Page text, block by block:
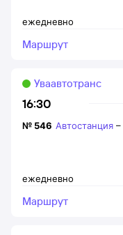
ежедневно
Маршрут
16:30
Уваавтотранс
ежедневно
№ 546 Автостанция –
Маршрут